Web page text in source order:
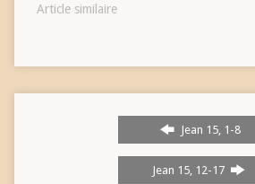
Article similaire
Jean 15, 1-8
Jean 15, 12-17